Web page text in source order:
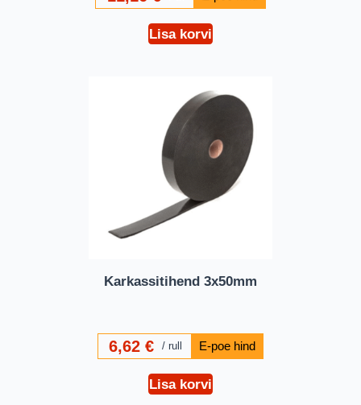
Lisa korvi
Karkassitihend 3x50mm
6,62€ rull
Lisa korvi